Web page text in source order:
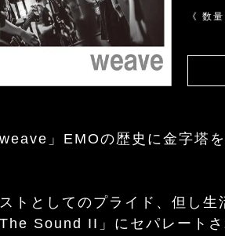
《 数
」EMOの歴史に金字塔
トとしてのプライド、但し
Sound II」にセパレート